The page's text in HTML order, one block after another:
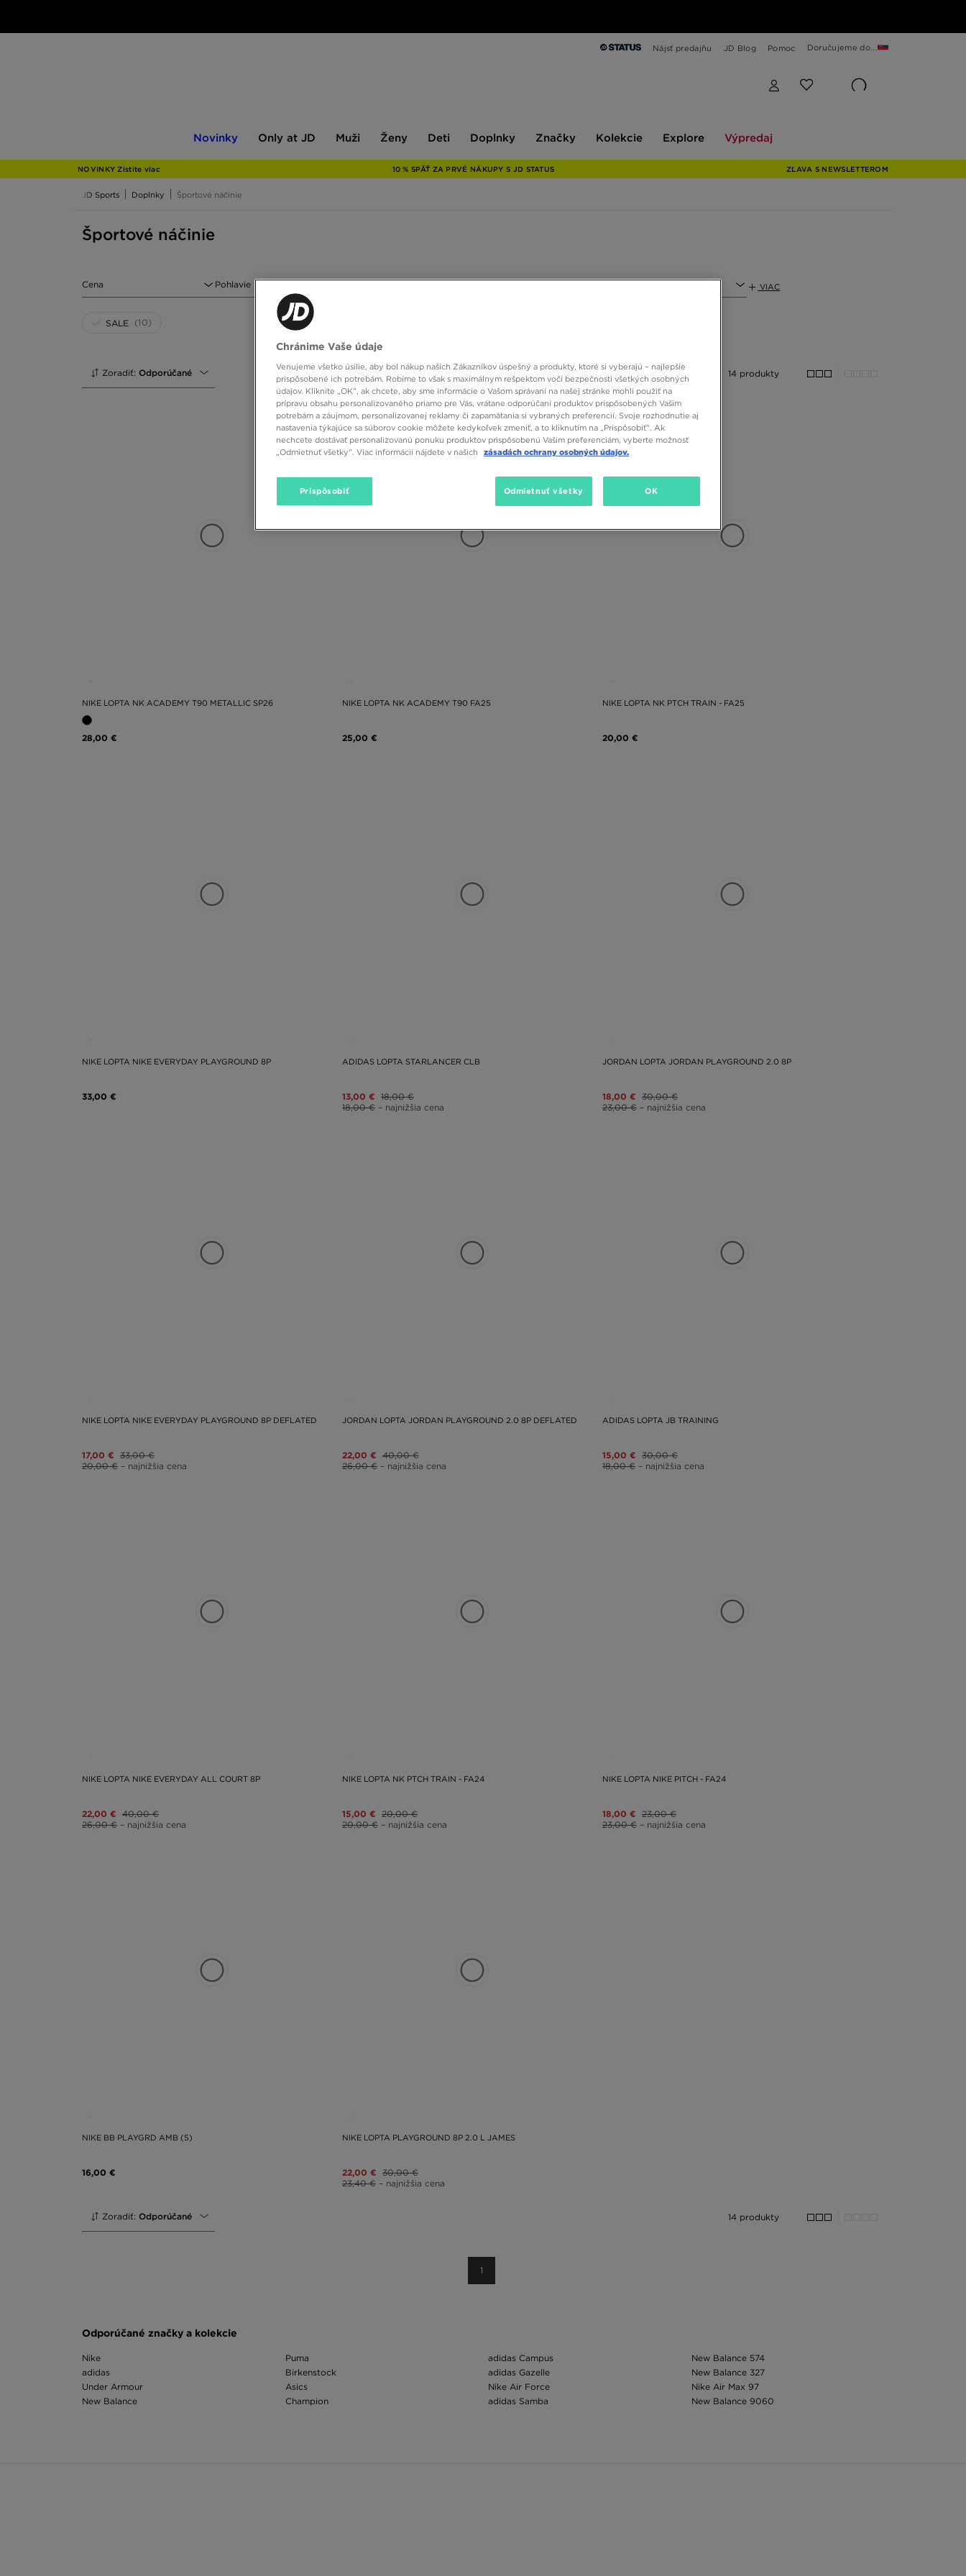
Nájsť predajňu JD Blog Pomoc Doručujeme do...
Novinky
JD
Only at JD Muži Ženy Deti Doplnky Značky Kolekcie Explore Výpredaj
NOVINKY Zistite viac 10 % SPÄŤ ZA PRVÉ NÁKUPY S JD STATUS ZĽAVA S NEWSLETTEROM
JD Sports Doplnky Športové náčinie
Športové náčinie
Cena Pohlavie VIAC
SALE (10)
Zoradiť: Odporúčané 14 produkty
NIKE LOPTA NK ACADEMY T90 METALLIC SP26
28,00 €
NIKE LOPTA NK ACADEMY T90 FA25
25,00 €
NIKE LOPTA NK PTCH TRAIN - FA25
20,00 €
NIKE LOPTA NIKE EVERYDAY PLAYGROUND 8P
33,00 €
ADIDAS LOPTA STARLANCER CLB
13,00 € 18,00 €
18,00 € – najnižšia cena
JORDAN LOPTA JORDAN PLAYGROUND 2.0 8P
18,00 € 30,00 €
23,00 € – najnižšia cena
NIKE LOPTA NIKE EVERYDAY PLAYGROUND 8P DEFLATED
17,00 € 33,00 €
20,00 € – najnižšia cena
JORDAN LOPTA JORDAN PLAYGROUND 2.0 8P DEFLATED
22,00 € 40,00 €
26,00 € – najnižšia cena
ADIDAS LOPTA JB TRAINING
15,00 € 30,00 €
18,00 € – najnižšia cena
NIKE LOPTA NIKE EVERYDAY ALL COURT 8P
22,00 € 40,00 €
26,00 € – najnižšia cena
NIKE LOPTA NK PTCH TRAIN - FA24
15,00 € 20,00 €
20,00 € – najnižšia cena
NIKE LOPTA NIKE PITCH - FA24
18,00 € 23,00 €
23,00 € – najnižšia cena
NIKE BB PLAYGRD AMB (5)
16,00 €
NIKE LOPTA PLAYGROUND 8P 2.0 L JAMES
22,00 € 30,00 €
23,40 € – najnižšia cena
Zoradiť: Odporúčané 14 produkty
1
Odporúčané značky a kolekcie
Nike
adidas
Under Armour
New Balance
Puma
Birkenstock
Asics
Champion
adidas Campus
adidas Gazelle
Nike Air Force
adidas Samba
New Balance 574
New Balance 327
Nike Air Max 97
New Balance 9060
Chránime Vaše údaje
Venujeme všetko úsilie, aby bol nákup našich Zákazníkov úspešný a produkty, ktoré si vyberajú – najlepšie
prispôsobené ich potrebám. Robíme to však s maximálnym rešpektom voči bezpečnosti všetkých osobných
údajov. Kliknite „OK”, ak chcete, aby sme informácie o Vašom správaní na našej stránke mohli použiť na
prípravu obsahu personalizovaného priamo pre Vás, vrátane odporúčaní produktov prispôsobených Vašim
potrebám a záujmom, personalizovanej reklamy či zapamätania si vybraných preferencií. Svoje rozhodnutie aj
nastavenia týkajúce sa súborov cookie môžete kedykoľvek zmeniť, a to kliknutím na „Prispôsobiť”. Ak
nechcete dostávať personalizovanú ponuku produktov prispôsobenú Vašim preferenciám, vyberte možnosť
„Odmietnuť všetky”. Viac informácií nájdete v našich
zásadách ochrany osobných údajov.
Prispôsobiť Odmietnuť všetky OK